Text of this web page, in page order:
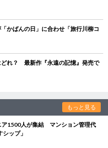
かばんの日」に合わせ「旅行川柳コ
れ？ 最新作『永遠の記憶』発売で
もっと見る
ア1500人が集結 マンション管理代
ップ」